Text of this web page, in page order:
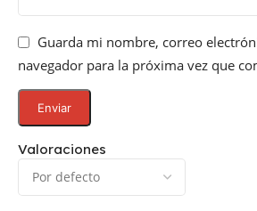
Valoraciones
Guarda mi nombre, correo
navegador para la próxima vez que